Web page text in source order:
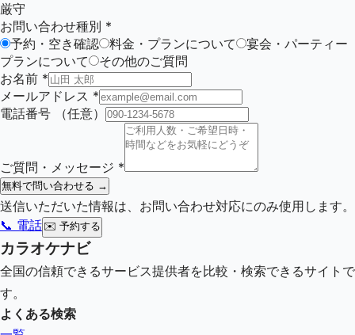
厳守
お問い合わせ種別 *
予約・空き確認
料金・プランについて
宴会・パーティー
プランについて
その他のご質問
お名前 *
メールアドレス *
電話番号
（任意）
ご質問・メッセージ *
無料で問い合わせる →
送信いただいた情報は、お問い合わせ対応にのみ使用します。
📞 電話 ✉️ 予約する
カラオケナビ
全国の信頼できるサービス提供者を比較・検索できるサイトで
す。
よくある検索